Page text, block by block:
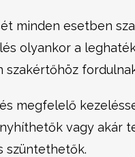
minden esetben
olyankor a
szakértőhöz
megfelelő
vagy akár
szüntethetők.